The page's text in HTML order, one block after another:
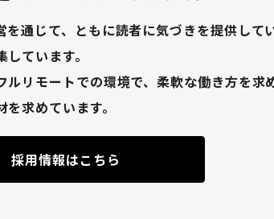
を通じて、ともに読者に気づきを提供して
ています。
ルリモートでの環境で、柔軟な働き方を求
求めています。
採用情報はこちら